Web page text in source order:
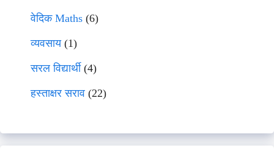
वेदिक Maths (6)
व्यवसाय(1)
सरल विद्यार्थी(4)
हस्ताक्षर सराव (22)